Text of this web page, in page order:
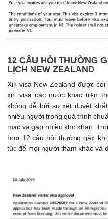
12 CÂU HỎI THƯỜNG
LỊCH NEW ZEALAND
Xin visa New Zealand được
xin visa các nước khác trên
không dễ bởi sự xét duyệt
nhiều người trong quá trình
mắc và gặp nhiều khó khăn.
hợp 12 câu hỏi thường gặp
túc để mọi người tham khảo và